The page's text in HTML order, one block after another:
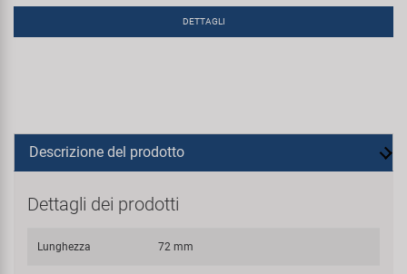
DETTAGLI
Descrizione del prodotto
Dettagli dei prodotti
Lunghezza 72 mm